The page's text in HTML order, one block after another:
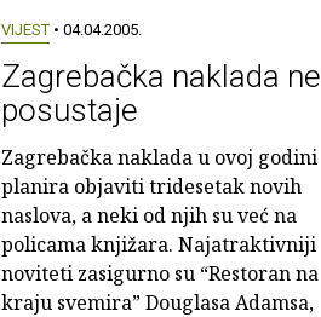
VIJEST• 04.04.2005.
Zagrebačka naklada ne
posustaje
Zagrebačka naklada u ovoj godini
planira objaviti tridesetak novih
naslova, a neki od njih su već na
policama knjižara. Najatraktivniji
noviteti zasigurno su “Restoran na
kraju svemira” Douglasa Adamsa,